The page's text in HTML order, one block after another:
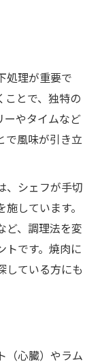
処理が重要で
ことで、独特の
ーやタイムなど
で風味が引き立
、シェフが手切
しています。
ど、調理法を変
トです。焼肉に
している方にも
（心臓）やラム